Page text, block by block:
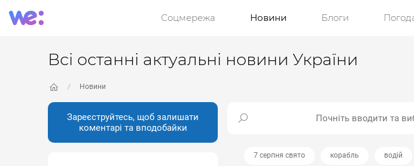
Соцмережа Новини Блоги
Всі останні актуальні новини України
Новини
Зареєструйтесь, щоб залишати
коментарі та вподобайки
7 серпня свято корабль водій